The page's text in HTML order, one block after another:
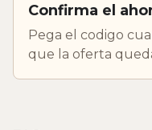
Confirma el
Pega el codigo
que la oferta